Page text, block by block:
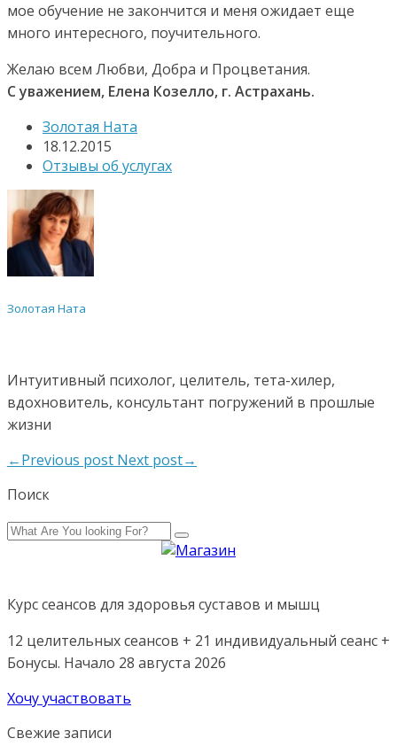
мое обучение не закончится и меня ожидает еще
много интересного, поучительного.
Желаю всем Любви, Добра и Процветания.
С уважением, Елена Козелло, г. Астрахань.
Золотая Ната
18.12.2015
Отзывы об услугах
Золотая Ната
Интуитивный психолог, целитель, тета-хилер,
вдохновитель, консультант погружений в прошлые
жизни
←Previous post Next post→
Поиск
Курс сеансов для здоровья суставов и мышц
12 целительных сеансов + 21 индивидуальный сеанс +
Бонусы. Начало 28 августа 2026
Хочу участвовать
Свежие записи